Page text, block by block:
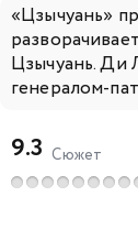
«Цзычуань»
Цзычуань. Ди
генералом-
9.3 Сюжет